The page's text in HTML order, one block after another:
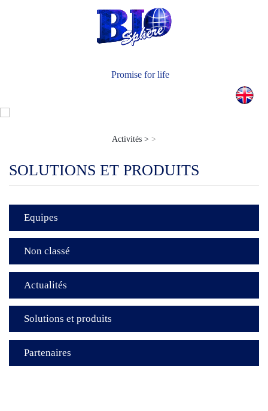
Promise for life
Activités > >
SOLUTIONS ET PRODUITS
Equipes
Non classé
Actualités
Solutions et produits
Partenaires